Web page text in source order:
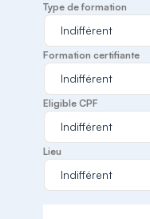
Type de formation
Formation certifiante
Eligible CPF
Lieu